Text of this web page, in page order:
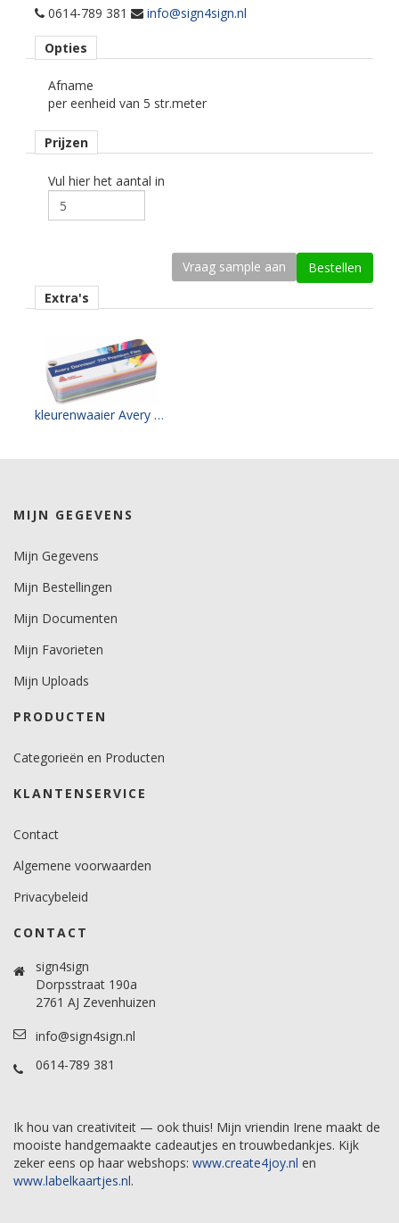
kenmerk belijming
Ondergrond
vlak, licht gebogen.
70 mu.
Kleefkracht (N/25 mm)
20.
Maximale krimp (mm)
0,20.
Minimale aanbrengstemperatuur (°C)
10.
Temperatuurbereik (°C)
-30 tot +110.
metallics 5 jaar.
0614-789 381 info@sign4sign.nl
Opties
Afname
per eenheid van 5 str.meter
Prijzen
Vul hier het aantal in
Extra's
kleurenwaaier Avery PF700 serie
MIJN GEGEVENS
Mijn Gegevens
Mijn Bestellingen
Mijn Documenten
Mijn Favorieten
Mijn Uploads
PRODUCTEN
Categorieën en Producten
KLANTENSERVICE
Contact
Algemene voorwaarden
Privacybeleid
CONTACT
sign4sign
Dorpsstraat 190a
2761 AJ Zevenhuizen
info@sign4sign.nl
0614-789 381
Ik hou van creativiteit — ook thuis! Mijn vriendin Irene maakt de
mooiste handgemaakte cadeautjes en trouwbedankjes. Kijk
zeker eens op haar webshops: www.create4joy.nl en
www.labelkaartjes.nl.